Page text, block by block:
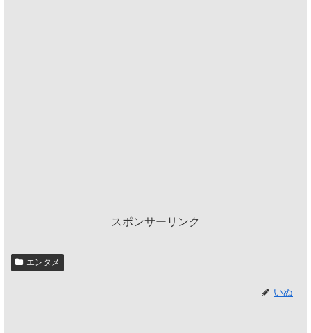
スポンサーリンク
エンタメ
いぬ